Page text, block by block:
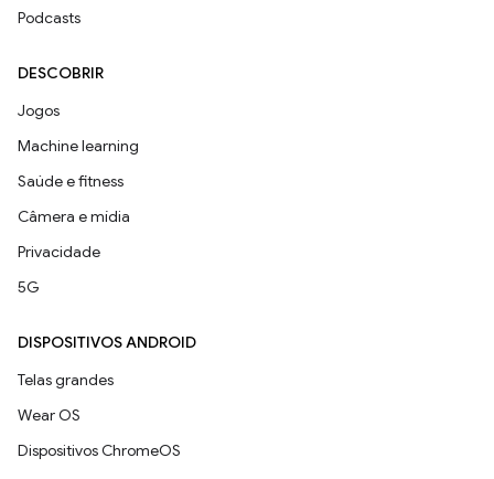
Podcasts
DESCOBRIR
Jogos
Machine learning
Saúde e fitness
Câmera e mídia
Privacidade
5G
DISPOSITIVOS ANDROID
Telas grandes
Wear OS
Dispositivos ChromeOS